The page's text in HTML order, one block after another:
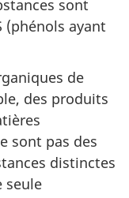
sont
(phénols ayant
de
des produits
sont pas des
distinctes
seule